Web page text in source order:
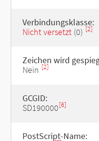
Verbindungsklasse:
Nicht versetzt(0) [2]
Zeichen wird
Nein [2]
GCGID:
SD190000[6]
PostScript-Name: